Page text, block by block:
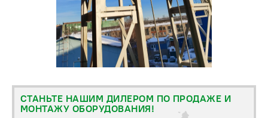
СТАНЬТЕ НАШИМ ДИЛЕРОМ ПО ПРОДАЖЕ И
МОНТАЖУ ОБОРУДОВАНИЯ!